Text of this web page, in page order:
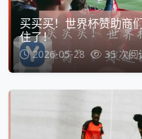
买买买！世界杯赞助商
住了！
2026-05-28 35 次阅